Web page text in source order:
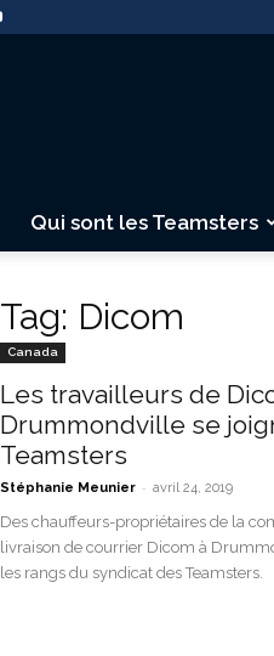
Qui sont les Teamsters
Tag: Dicom
Canada
Les travailleurs de
Drummondville se
Teamsters
Stéphanie Meunier - avril 24, 2019
Des chauffeurs-propriétaires de la
livraison de courrier Dicom à
les rangs du syndicat des Teamsters.